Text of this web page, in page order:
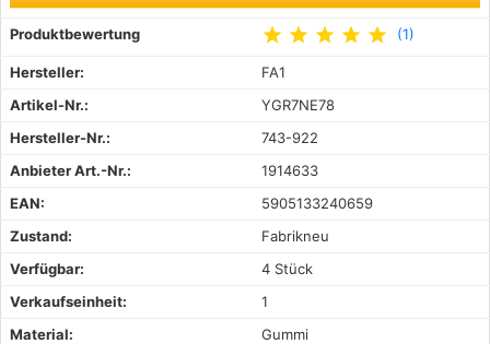
Produktbewertung star star star star star (1)
Hersteller:
FA1
Artikel-Nr.:
YGR7NE78
Hersteller-Nr.:
743-922
Anbieter Art.-Nr.:
1914633
EAN:
5905133240659
Zustand:
Fabrikneu
Verfügbar:
4 Stück
Verkaufseinheit:
1
Material:
Gummi